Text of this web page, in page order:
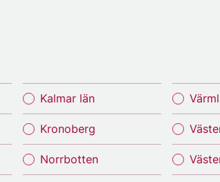
Kalmar län
Kronoberg
Norrbotten